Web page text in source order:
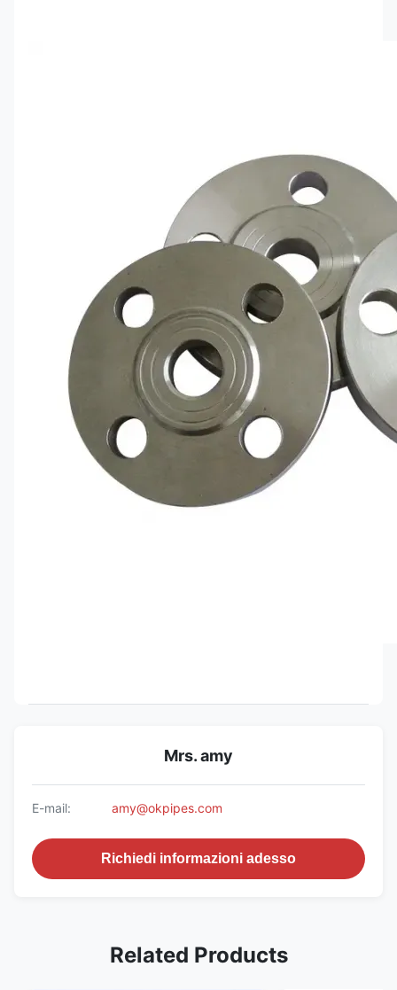
Mrs. amy
E-mail: amy@okpipes.com
Richiedi informazioni adesso
Related Products